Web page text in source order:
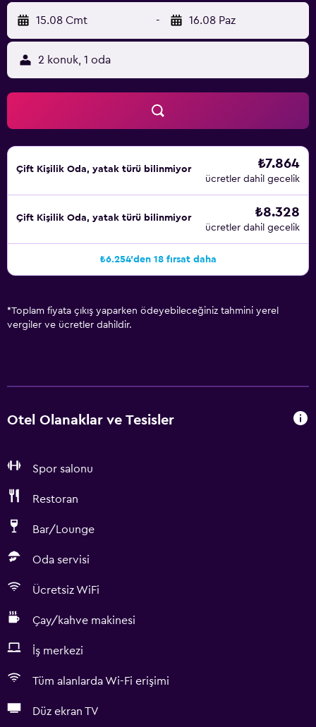
15.08 Cmt - 16.08 Paz
2 konuk, 1 oda
Çift ​Kişilik Oda, yatak türü bilinmiyor ₺7.864
ücretler dahil gecelik
Çift ​Kişilik Oda, yatak türü bilinmiyor ₺8.328
ücretler dahil gecelik
₺6.254'den 18 fırsat daha
*Toplam fiyata çıkış yaparken ödeyebileceğiniz tahmini yerel
vergiler ve ücretler dahildir.
Otel Olanaklar ve Tesisler
Spor salonu
Restoran
Bar/Lounge
Oda servisi
Ücretsiz WiFi
Çay/kahve makinesi
İş merkezi
Tüm alanlarda Wi-Fi erişimi
Düz ekran TV